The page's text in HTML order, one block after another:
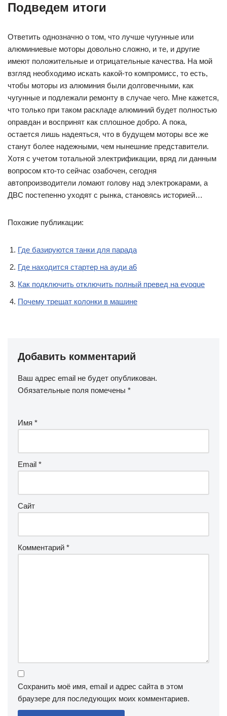
Подведем итоги
Ответить однозначно о том, что лучше чугунные или
алюминиевые моторы довольно сложно, и те, и другие
имеют положительные и отрицательные качества. На мой
взгляд необходимо искать какой-то компромисс, то есть,
чтобы моторы из алюминия были долговечными, как
чугунные и подлежали ремонту в случае чего. Мне кажется,
что только при таком раскладе алюминий будет полностью
оправдан и воспринят как сплошное добро. А пока,
остается лишь надеяться, что в будущем моторы все же
станут более надежными, чем нынешние представители.
Хотя с учетом тотальной электрификации, вряд ли данным
вопросом кто-то сейчас озабочен, сегодня
автопроизводители ломают голову над электрокарами, а
ДВС постепенно уходят с рынка, становясь историей…
Похожие публикации:
Где базируются танки для парада
Где находится стартер на ауди а6
Как подключить отключить полный превед на evoque
Почему трещат колонки в машине
Добавить комментарий
Ваш адрес email не будет опубликован.
Обязательные поля помечены *
Имя *
Email *
Сайт
Комментарий *
Сохранить моё имя, email и адрес сайта в этом
браузере для последующих моих комментариев.